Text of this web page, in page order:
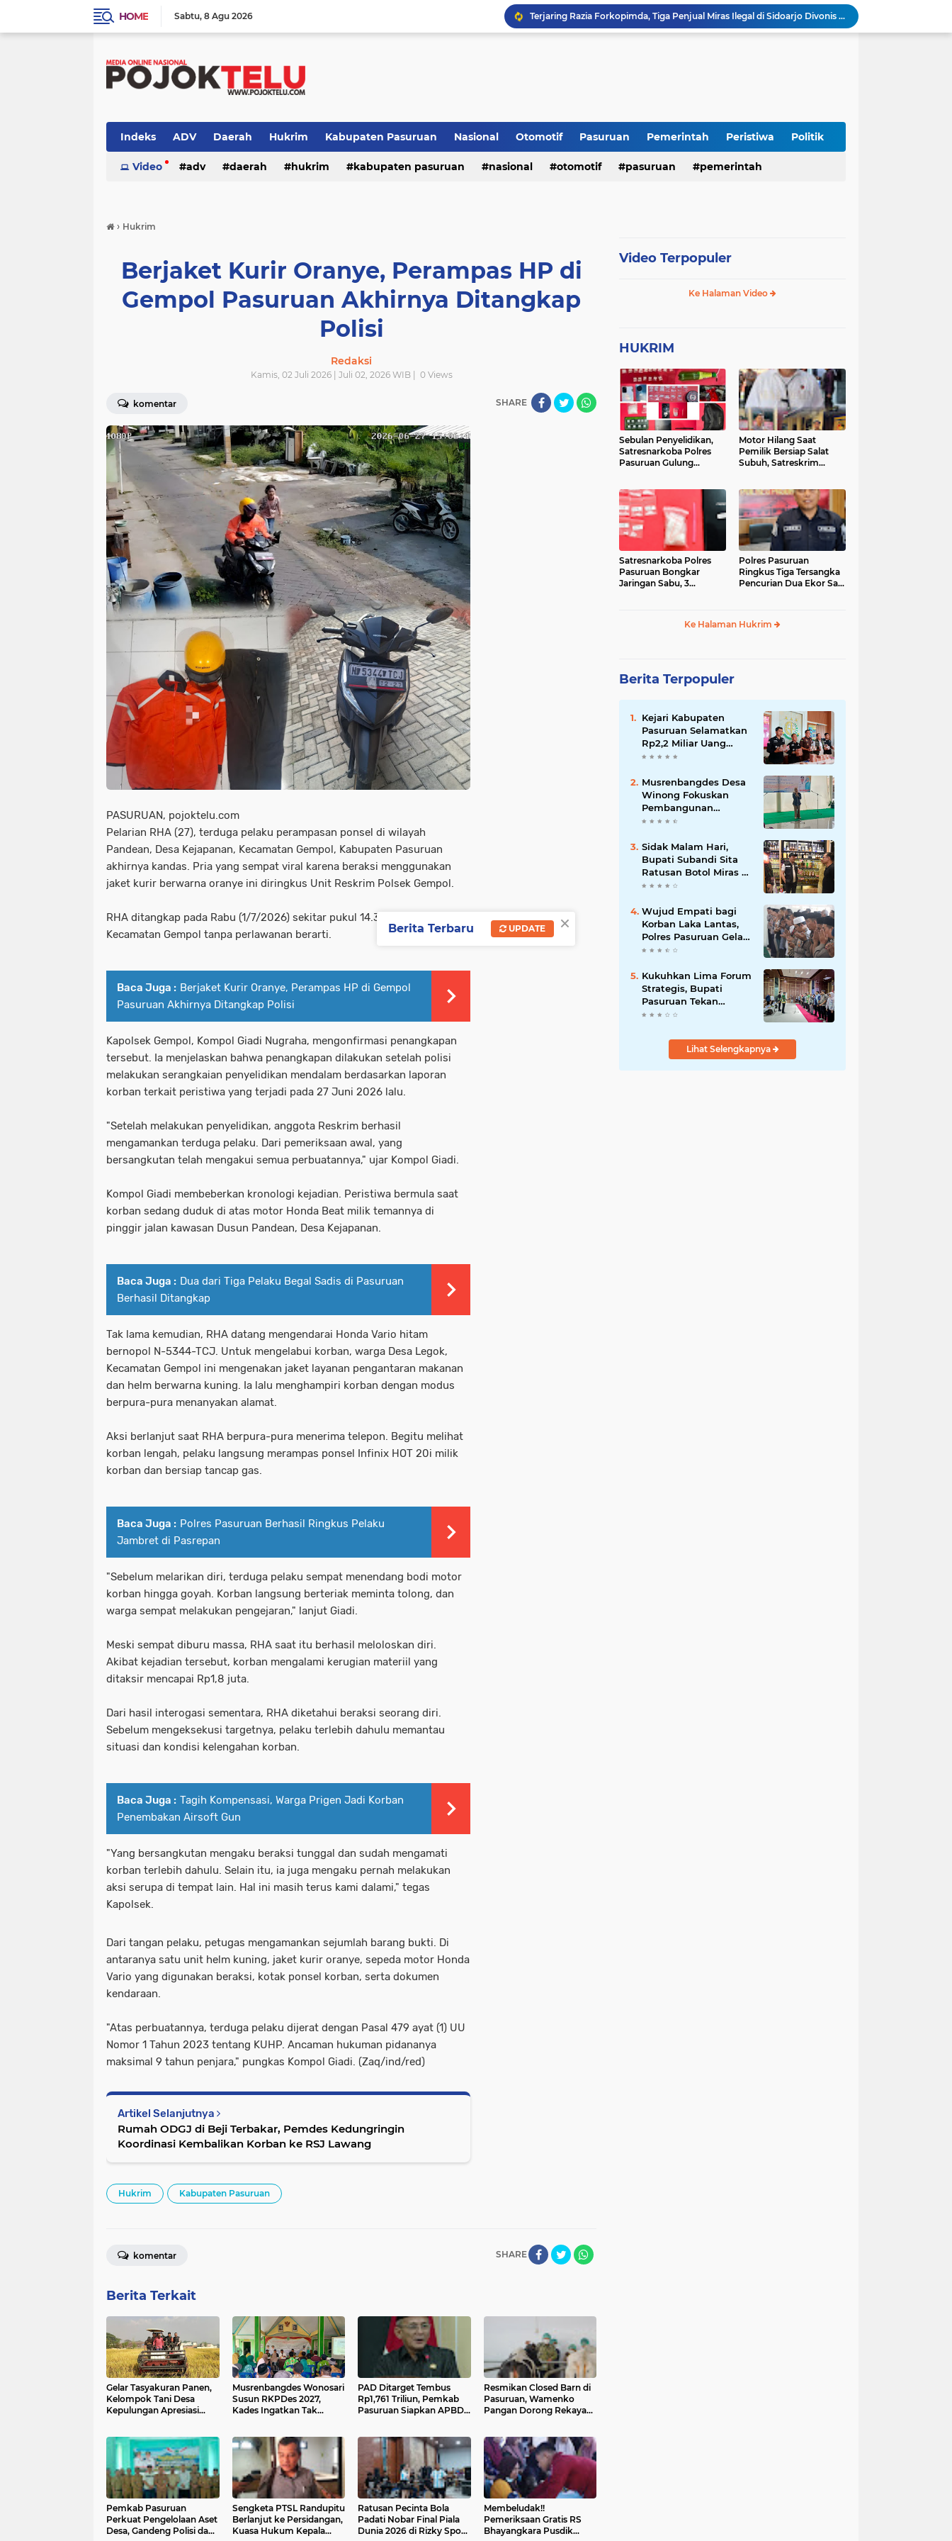
HOME Sabtu 8 Agu 2026 Terjaring Razia Forkopimda, Tiga Penjual Miras Ilegal di Sidoarjo Divonis Bersalah
Polres Mojokerto Imbau Masyarakat Tidak Gunakan Sepeda Listrik di Jalan Raya
Insiden Peluru Nyasar, Warga 10 Desa Lekok dan Nguling Gelar Audensi dengan Bupati Pasuruan
Sambut HUT RI ke-81, Polres Pasuruan Kota Gelar Program SIM C Gratis "AGUS-TUS SAE"
Indeks ADV Daerah Hukrim Kabupaten Pasuruan Nasional Otomotif Pasuruan Pemerintah Peristiwa Politik
Sidoarjo TNI - POLRI TNI-POLRI
Video adv daerah hukrim kabupaten pasuruan nasional otomotif pasuruan pemerintah
› Hukrim
Berjaket Kurir Oranye, Perampas HP di
Gempol Pasuruan Akhirnya Ditangkap
Polisi
Redaksi
Kamis, 02 Juli 2026 | Juli 02, 2026 WIB | 0Views
komentar SHARE
PASURUAN, pojoktelu.com
Pelarian RHA (27), terduga pelaku perampasan ponsel di wilayah
Pandean, Desa Kejapanan, Kecamatan Gempol, Kabupaten Pasuruan
akhirnya kandas. Pria yang sempat viral karena beraksi menggunakan
jaket kurir berwarna oranye ini diringkus Unit Reskrim Polsek Gempol.
RHA ditangkap pada Rabu (1/7/2026) sekitar pukul 14.30 WIB di wilayah
Kecamatan Gempol tanpa perlawanan berarti.
Baca Juga : Berjaket Kurir Oranye, Perampas HP di Gempol
Pasuruan Akhirnya Ditangkap Polisi
Kapolsek Gempol, Kompol Giadi Nugraha, mengonfirmasi penangkapan
tersebut. Ia menjelaskan bahwa penangkapan dilakukan setelah polisi
melakukan serangkaian penyelidikan mendalam berdasarkan laporan
korban terkait peristiwa yang terjadi pada 27 Juni 2026 lalu.
"Setelah melakukan penyelidikan, anggota Reskrim berhasil
mengamankan terduga pelaku. Dari pemeriksaan awal, yang
bersangkutan telah mengakui semua perbuatannya," ujar Kompol Giadi.
Kompol Giadi membeberkan kronologi kejadian. Peristiwa bermula saat
korban sedang duduk di atas motor Honda Beat milik temannya di
pinggir jalan kawasan Dusun Pandean, Desa Kejapanan.
Baca Juga : Dua dari Tiga Pelaku Begal Sadis di Pasuruan
Berhasil Ditangkap
Tak lama kemudian, RHA datang mengendarai Honda Vario hitam
bernopol N-5344-TCJ. Untuk mengelabui korban, warga Desa Legok,
Kecamatan Gempol ini mengenakan jaket layanan pengantaran makanan
dan helm berwarna kuning. Ia lalu menghampiri korban dengan modus
berpura-pura menanyakan alamat.
Aksi berlanjut saat RHA berpura-pura menerima telepon. Begitu melihat
korban lengah, pelaku langsung merampas ponsel Infinix HOT 20i milik
korban dan bersiap tancap gas.
Baca Juga : Polres Pasuruan Berhasil Ringkus Pelaku
Jambret di Pasrepan
"Sebelum melarikan diri, terduga pelaku sempat menendang bodi motor
korban hingga goyah. Korban langsung berteriak meminta tolong, dan
warga sempat melakukan pengejaran," lanjut Giadi.
Meski sempat diburu massa, RHA saat itu berhasil meloloskan diri.
Akibat kejadian tersebut, korban mengalami kerugian materiil yang
ditaksir mencapai Rp1,8 juta.
Dari hasil interogasi sementara, RHA diketahui beraksi seorang diri.
Sebelum mengeksekusi targetnya, pelaku terlebih dahulu memantau
situasi dan kondisi kelengahan korban.
Baca Juga : Tagih Kompensasi, Warga Prigen Jadi Korban
Penembakan Airsoft Gun
"Yang bersangkutan mengaku beraksi tunggal dan sudah mengamati
korban terlebih dahulu. Selain itu, ia juga mengaku pernah melakukan
aksi serupa di tempat lain. Hal ini masih terus kami dalami," tegas
Kapolsek.
Dari tangan pelaku, petugas mengamankan sejumlah barang bukti. Di
antaranya satu unit helm kuning, jaket kurir oranye, sepeda motor Honda
Vario yang digunakan beraksi, kotak ponsel korban, serta dokumen
kendaraan.
"Atas perbuatannya, terduga pelaku dijerat dengan Pasal 479 ayat (1) UU
Nomor 1 Tahun 2023 tentang KUHP. Ancaman hukuman pidananya
maksimal 9 tahun penjara," pungkas Kompol Giadi. (Zaq/ind/red)
Artikel Selanjutnya
Rumah ODGJ di Beji Terbakar, Pemdes Kedungringin
Koordinasi Kembalikan Korban ke RSJ Lawang
Hukrim Kabupaten Pasuruan
SHARE
komentar
Berita Terkait
Gelar Tasyakuran Panen,
Kelompok Tani Desa
Kepulungan Apresiasi
Musrenbangdes Wonosari
Susun RKPDes 2027,
Kades Ingatkan Tak
PAD Ditarget Tembus
Rp1,761 Triliun, Pemkab
Pasuruan Siapkan APBD
dan Proyek Strategis
Resmikan Closed Barn di
Pasuruan, Wamenko
Pangan Dorong Rekayasa
Pemkab Pasuruan
Perkuat Pengelolaan Aset
Desa, Gandeng Polisi dan
Sengketa PTSL Randupitu
Berlanjut ke Persidangan,
Kuasa Hukum Kepala
Ratusan Pecinta Bola
Padati Nobar Final Piala
Dunia 2026 di Rizky Sport
Membeludak!!
Pemeriksaan Gratis RS
Bhayangkara Pusdik
Video Terpopuler
Ke Halaman Video
HUKRIM
Sebulan Penyelidikan,
Satresnarkoba Polres
Pasuruan Gulung
Motor Hilang Saat
Pemilik Bersiap Salat
Subuh, Satreskrim
Satresnarkoba Polres
Pasuruan Bongkar
Jaringan Sabu, 3
Polres Pasuruan
Ringkus Tiga Tersangka
Pencurian Dua Ekor Sapi
Ke Halaman Hukrim
Berita Terpopuler
Kejari Kabupaten
Pasuruan Selamatkan
Rp2,2 Miliar Uang
Negara dari Korupsi
Musrenbangdes Desa
Winong Fokuskan
Pembangunan
Berbasis Potensi Lokal,
Meski Dihantam
Efisiensi Anggaran
Sidak Malam Hari,
Bupati Subandi Sita
Ratusan Botol Miras di
Kawasan Perumahan
Wujud Empati bagi
Korban Laka Lantas,
Polres Pasuruan Gelar
Salat Ghaib dan Doa
Kukuhkan Lima Forum
Strategis, Bupati
Pasuruan Tekan
Pentingnya Program
Lihat Selengkapnya
×
Berita Terbaru UPDATE